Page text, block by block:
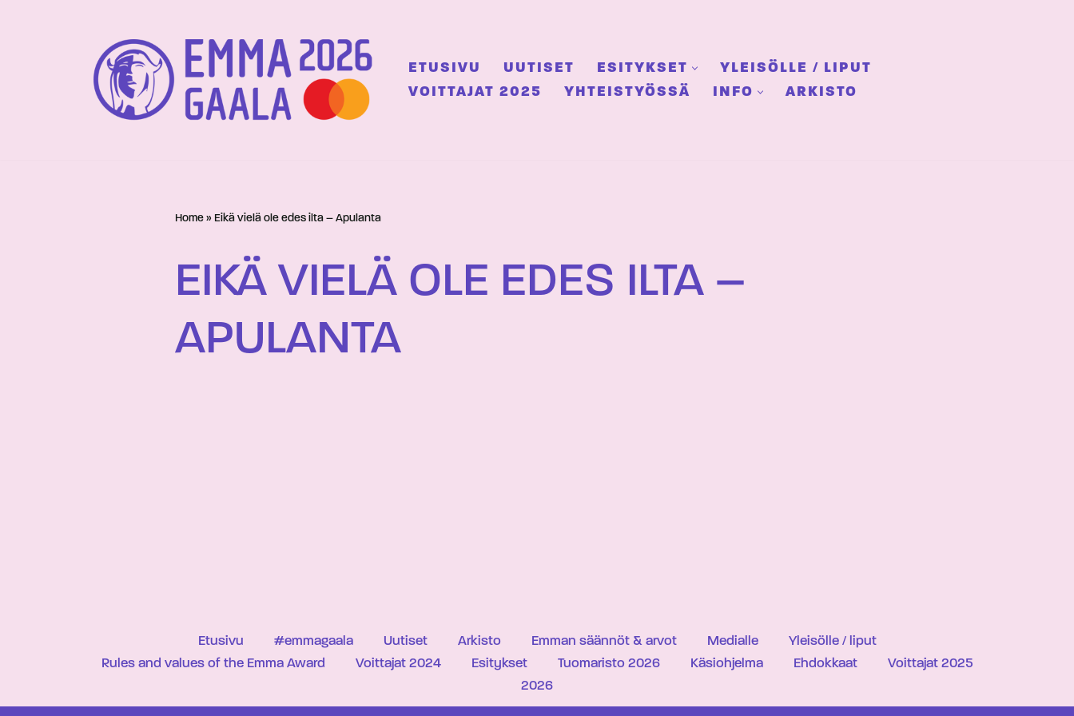
ETUSIVU UUTISET ESITYKSET
YLEISÖLLE / LIPUT
VOITTAJAT 2025
YHTEISTYÖSSÄ INFO ARKISTO
Home » Eikä vielä ole edes ilta – Apulanta
EIKÄ VIELÄ OLE EDES ILTA –
APULANTA
Etusivu #emmagaala Uutiset Arkisto Emman säännöt & arvot Medialle
Yleisölle / liput
Rules and values of the Emma Award
Voittajat 2024 Esitykset Tuomaristo 2026 Käsiohjelma Ehdokkaat
Voittajat 2025
2026